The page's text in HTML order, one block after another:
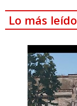
Lo más leído